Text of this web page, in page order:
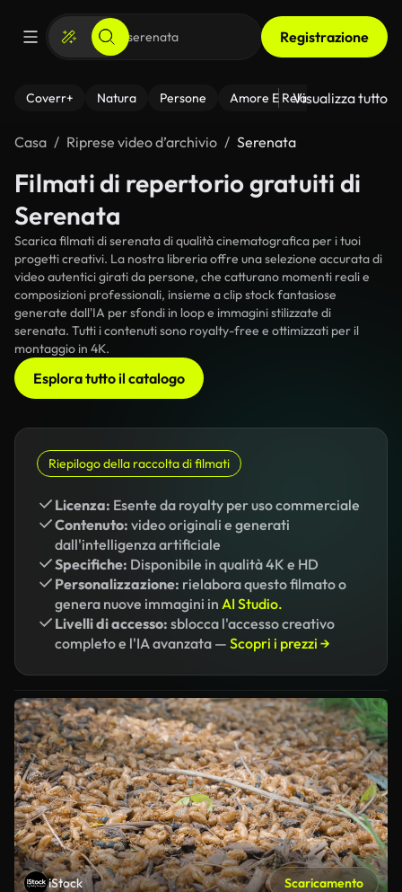
Registrazione
Coverr+ Natura Persone Amore E Relazioni Il
Visualizza tutto
Casa Riprese video d’archivio Serenata
Filmati di repertorio gratuiti di
Serenata
Scarica filmati di serenata di qualità cinematografica per i tuoi
progetti creativi. La nostra libreria offre una selezione accurata di
video autentici girati da persone, che catturano momenti reali e
composizioni professionali, insieme a clip stock fantasiose
generate dall'IA per sfondi in loop e immagini stilizzate di
serenata. Tutti i contenuti sono royalty-free e ottimizzati per il
montaggio in 4K.
Esplora tutto il catalogo
Riepilogo della raccolta di filmati
Licenza: Esente da royalty per uso commerciale
Contenuto: video originali e generati
dall'intelligenza artificiale
Specifiche: Disponibile in qualità 4K e HD
Personalizzazione: rielabora questo filmato o
genera nuove immagini in AI Studio.
Livelli di accesso: sblocca l'accesso creativo
completo e l'IA avanzata — Scopri i prezzi →
iStock Scaricamento